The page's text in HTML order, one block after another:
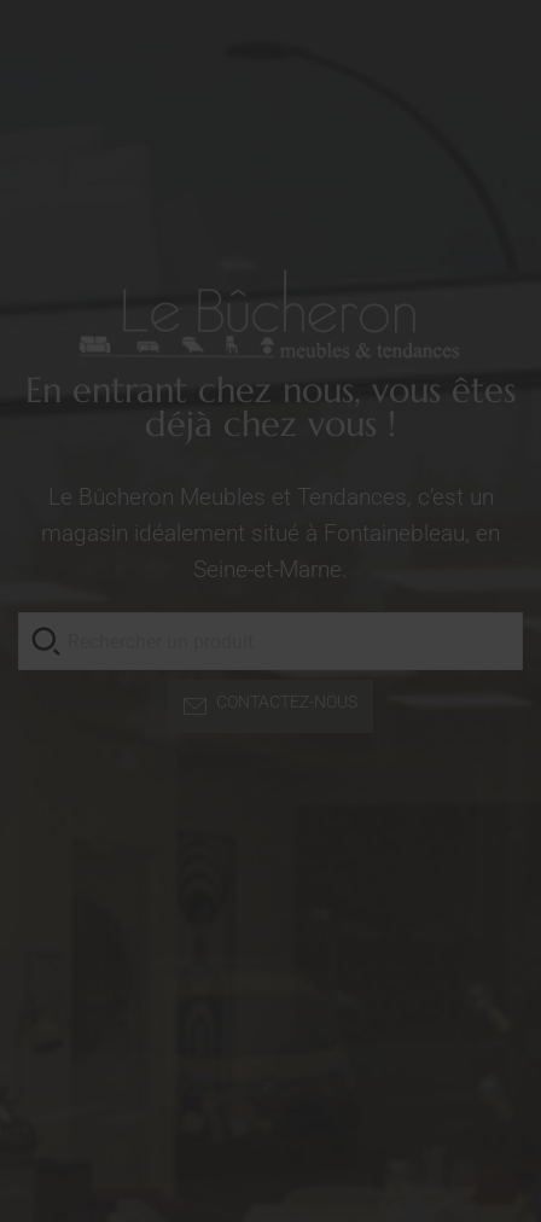
En entrant chez nous, vous êtes
déjà chez vous !
Le Bûcheron Meubles et Tendances, c’est un
magasin idéalement situé à Fontainebleau, en
Seine-et-Marne.
CONTACTEZ-NOUS